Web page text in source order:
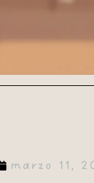
marzo 11,